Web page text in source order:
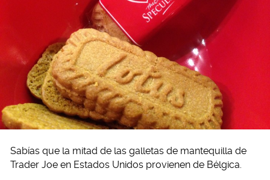
Sabías que la mitad de las galletas de mantequilla de
Trader Joe en Estados Unidos provienen de Bélgica.